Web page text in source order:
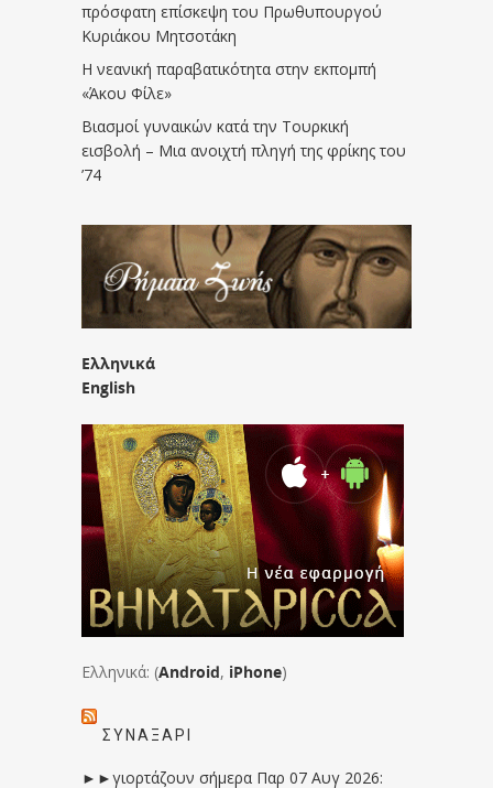
πρόσφατη επίσκεψη του Πρωθυπουργού
Κυριάκου Μητσοτάκη
Η νεανική παραβατικότητα στην εκπομπή
«Άκου Φίλε»
Βιασμοί γυναικών κατά την Τουρκική
εισβολή – Μια ανοιχτή πληγή της φρίκης του
’74
Ελληνικά
English
Ελληνικά: (Android, iPhone)
ΣΥΝΑΞΆΡΙ
►►γιορτάζουν σήμερα Παρ 07 Αυγ 2026: